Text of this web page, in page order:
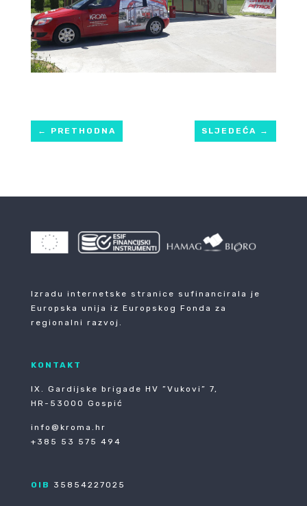
← PRETHODNA SLJEDEĆA →
Izradu internetske stranice sufinancirala je
Europska unija iz Europskog Fonda za
regionalni razvoj.
KONTAKT
IX. Gardijske brigade HV ”Vukovi” 7,
HR-53000 Gospić
info@kroma.hr
+385 53 575 494
OIB 35854227025